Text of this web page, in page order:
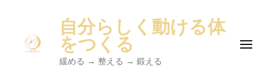
自分らしく動ける体
をつくる
緩める → 整える → 鍛える